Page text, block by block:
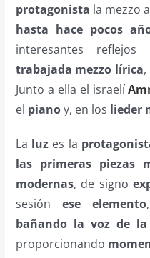
protagonista la mezzo
hasta hace pocos
interesantes
trabajada mezzo lírica
Junto a ella el israelí
el pianoy, en los lieder
La luz es la
las primeras piezas
modernas, de signo
sesión ese elemento
bañando la voz de
proporcionando